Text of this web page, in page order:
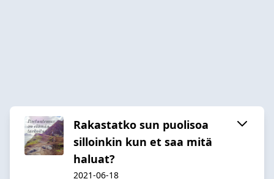
Rakastatko sun puolisoa
silloinkin kun et saa mitä
haluat?
2021-06-18